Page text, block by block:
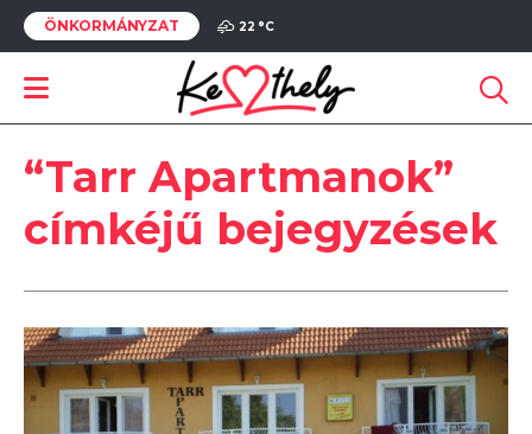
ÖNKORMÁNYZAT 22 °C
“Tarr Apartmanok”
címkéjű bejegyzések